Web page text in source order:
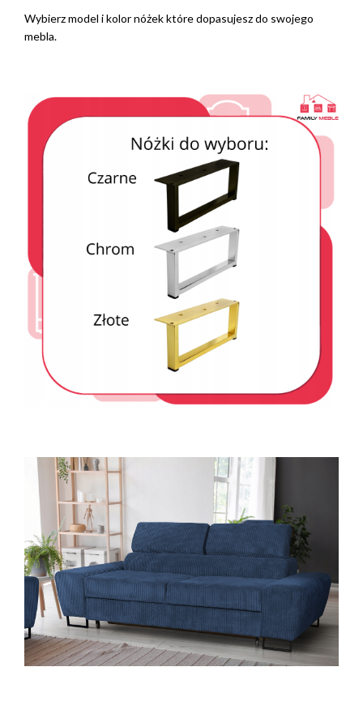
Wybierz model i kolor nóżek które dopasujesz do swojego
mebla.